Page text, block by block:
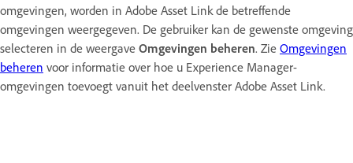
omgevingen, worden in Adobe Asset Link de betreffende
omgevingen weergegeven. De gebruiker kan de gewenste omgeving
selecteren in de weergave Omgevingen beheren. Zie Omgevingen
beheren voor informatie over hoe u Experience Manager-
omgevingen toevoegt vanuit het deelvenster Adobe Asset Link.